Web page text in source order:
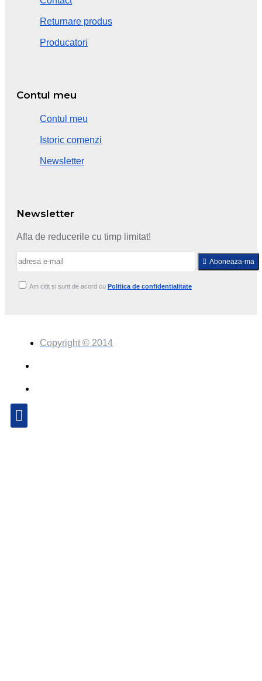
Returnare produs
Producatori
Contul meu
Contul meu
Istoric comenzi
Newsletter
Newsletter
Afla de reducerile cu timp limitat!
Aboneaza-ma
Am citit si sunt de acord cu Politica de confidentialitate
Copyright © 2014